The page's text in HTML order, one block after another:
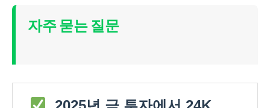
자주 묻는 질문